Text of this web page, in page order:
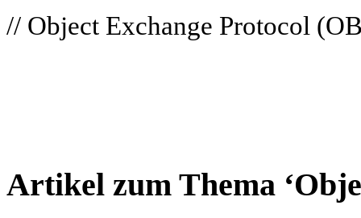
// Object Exchange Protocol
Artikel zum Thema